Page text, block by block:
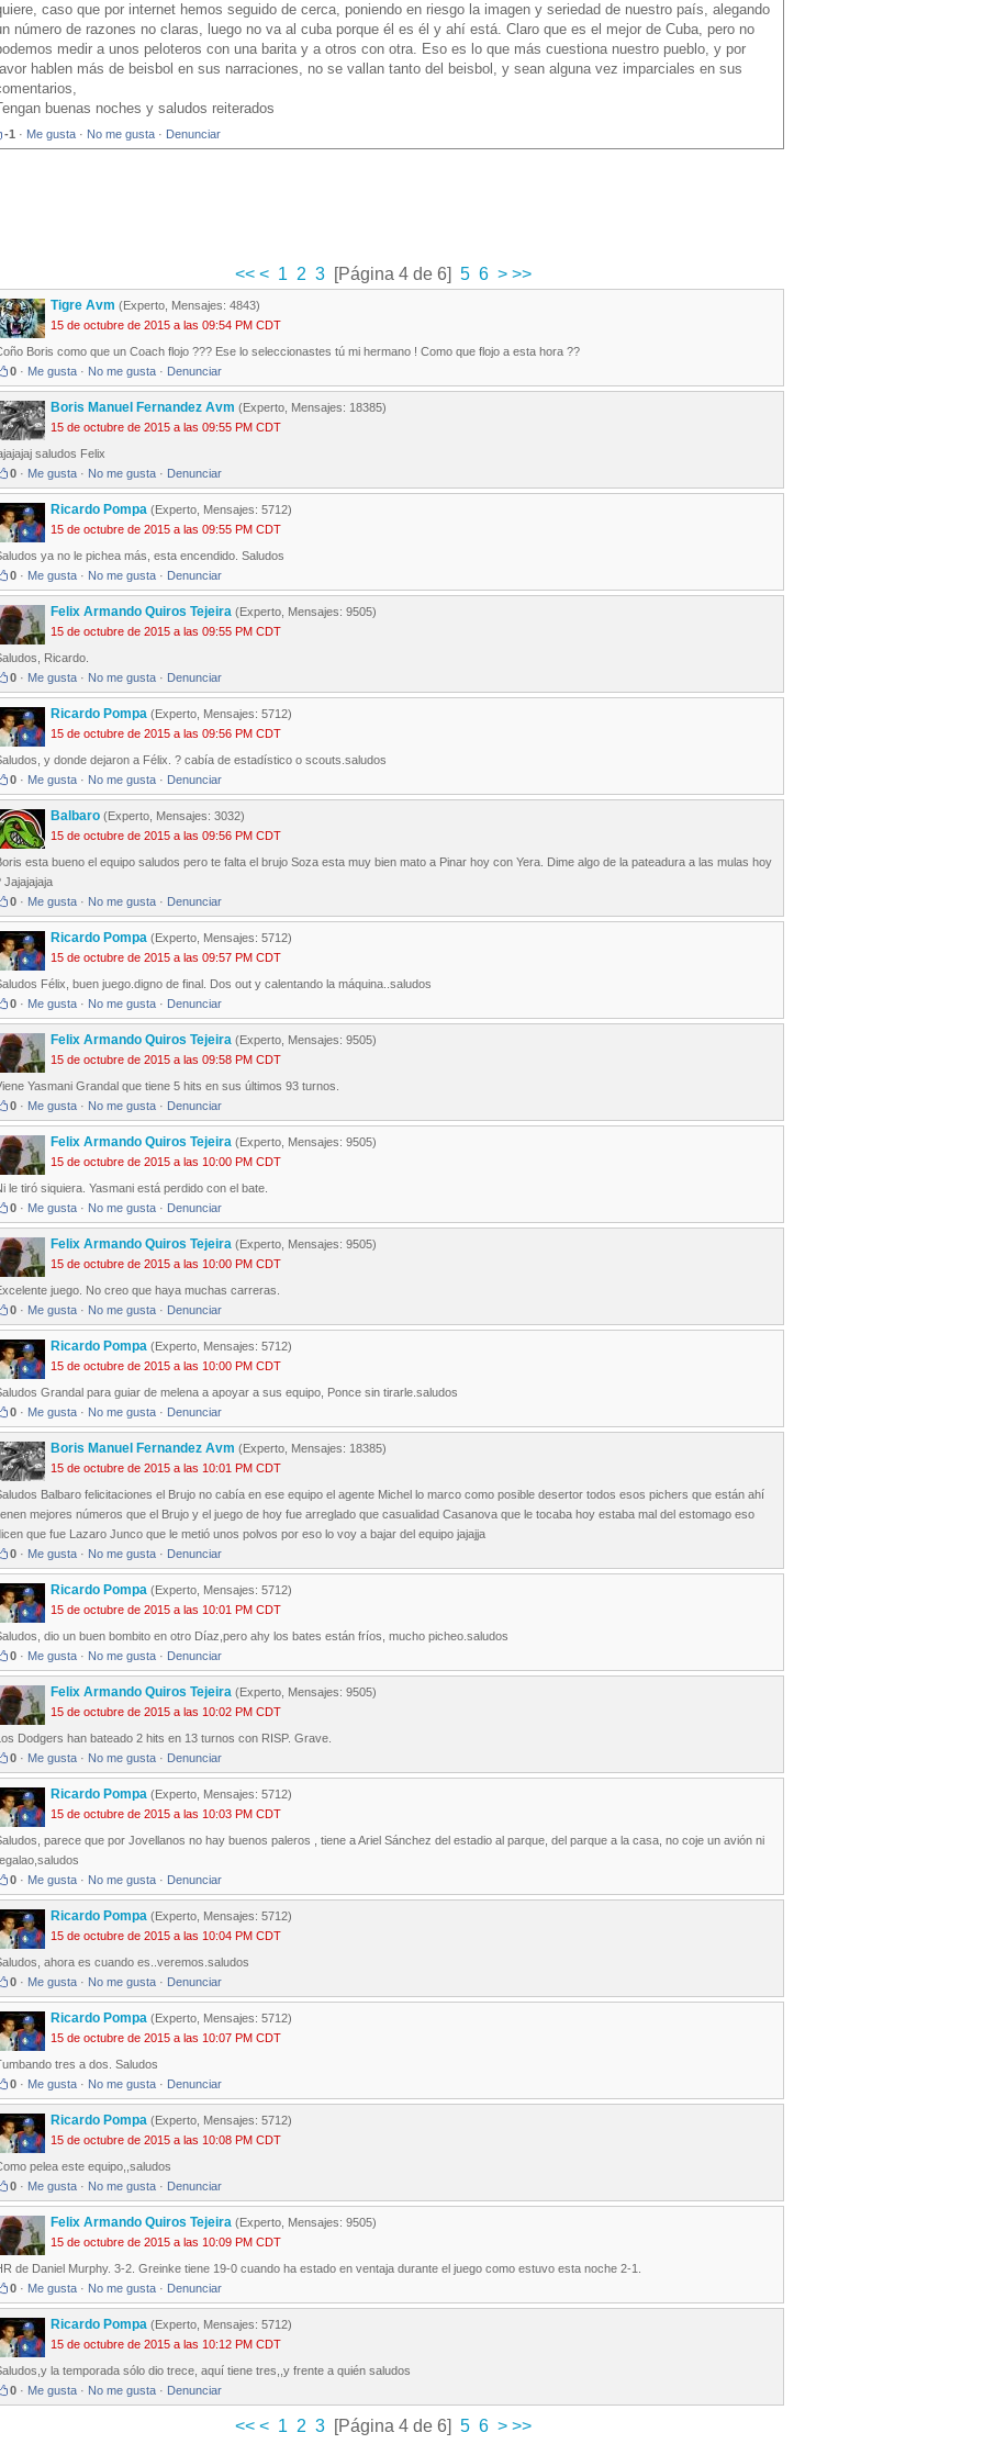
caso que por internet hemos seguido de cerca, poniendo en riesgo la imagen y seriedad de nuestro país, alegando
número de razones no claras, luego no va al cuba porque él es él y ahí está. Claro que es el mejor de Cuba, pero no
medir a unos peloteros con una barita y a otros con otra. Eso es lo que más cuestiona nuestro pueblo, y por
hablen más de beisbol en sus narraciones, no se vallan tanto del beisbol, y sean alguna vez imparciales en sus
buenas noches y saludos reiterados
-1 · Me gusta · No me gusta · Denunciar
<< < 1 2 3 [Página 4 de 6] 5 6 > >>
Tigre Avm (Experto, Mensajes: 4843)
15 de octubre de 2015 a las 09:54 PM CDT
Boris como que un Coach flojo ??? Ese lo seleccionastes tú mi hermano ! Como que flojo a esta hora ??
0 · Me gusta · No me gusta · Denunciar
Boris Manuel Fernandez Avm (Experto, Mensajes: 18385)
15 de octubre de 2015 a las 09:55 PM CDT
saludos Felix
0 · Me gusta · No me gusta · Denunciar
Ricardo Pompa (Experto, Mensajes: 5712)
15 de octubre de 2015 a las 09:55 PM CDT
ya no le pichea más, esta encendido. Saludos
0 · Me gusta · No me gusta · Denunciar
Felix Armando Quiros Tejeira (Experto, Mensajes: 9505)
15 de octubre de 2015 a las 09:55 PM CDT
Ricardo.
0 · Me gusta · No me gusta · Denunciar
Ricardo Pompa (Experto, Mensajes: 5712)
15 de octubre de 2015 a las 09:56 PM CDT
y donde dejaron a Félix. ? cabía de estadístico o scouts.saludos
0 · Me gusta · No me gusta · Denunciar
Balbaro (Experto, Mensajes: 3032)
15 de octubre de 2015 a las 09:56 PM CDT
esta bueno el equipo saludos pero te falta el brujo Soza esta muy bien mato a Pinar hoy con Yera. Dime algo de la pateadura a las mulas hoy
Jajajajaja
0 · Me gusta · No me gusta · Denunciar
Ricardo Pompa (Experto, Mensajes: 5712)
15 de octubre de 2015 a las 09:57 PM CDT
Félix, buen juego.digno de final. Dos out y calentando la máquina..saludos
0 · Me gusta · No me gusta · Denunciar
Felix Armando Quiros Tejeira (Experto, Mensajes: 9505)
15 de octubre de 2015 a las 09:58 PM CDT
Yasmani Grandal que tiene 5 hits en sus últimos 93 turnos.
0 · Me gusta · No me gusta · Denunciar
Felix Armando Quiros Tejeira (Experto, Mensajes: 9505)
15 de octubre de 2015 a las 10:00 PM CDT
le tiró siquiera. Yasmani está perdido con el bate.
0 · Me gusta · No me gusta · Denunciar
Felix Armando Quiros Tejeira (Experto, Mensajes: 9505)
15 de octubre de 2015 a las 10:00 PM CDT
juego. No creo que haya muchas carreras.
0 · Me gusta · No me gusta · Denunciar
Ricardo Pompa (Experto, Mensajes: 5712)
15 de octubre de 2015 a las 10:00 PM CDT
Grandal para guiar de melena a apoyar a sus equipo, Ponce sin tirarle.saludos
0 · Me gusta · No me gusta · Denunciar
Boris Manuel Fernandez Avm (Experto, Mensajes: 18385)
15 de octubre de 2015 a las 10:01 PM CDT
Balbaro felicitaciones el Brujo no cabía en ese equipo el agente Michel lo marco como posible desertor todos esos pichers que están ahí
mejores números que el Brujo y el juego de hoy fue arreglado que casualidad Casanova que le tocaba hoy estaba mal del estomago eso
que fue Lazaro Junco que le metió unos polvos por eso lo voy a bajar del equipo jajajja
0 · Me gusta · No me gusta · Denunciar
Ricardo Pompa (Experto, Mensajes: 5712)
15 de octubre de 2015 a las 10:01 PM CDT
dio un buen bombito en otro Díaz,pero ahy los bates están fríos, mucho picheo.saludos
0 · Me gusta · No me gusta · Denunciar
Felix Armando Quiros Tejeira (Experto, Mensajes: 9505)
15 de octubre de 2015 a las 10:02 PM CDT
Dodgers han bateado 2 hits en 13 turnos con RISP. Grave.
0 · Me gusta · No me gusta · Denunciar
Ricardo Pompa (Experto, Mensajes: 5712)
15 de octubre de 2015 a las 10:03 PM CDT
parece que por Jovellanos no hay buenos paleros , tiene a Ariel Sánchez del estadio al parque, del parque a la casa, no coje un avión ni
0 · Me gusta · No me gusta · Denunciar
Ricardo Pompa (Experto, Mensajes: 5712)
15 de octubre de 2015 a las 10:04 PM CDT
ahora es cuando es..veremos.saludos
0 · Me gusta · No me gusta · Denunciar
Ricardo Pompa (Experto, Mensajes: 5712)
15 de octubre de 2015 a las 10:07 PM CDT
tres a dos. Saludos
0 · Me gusta · No me gusta · Denunciar
Ricardo Pompa (Experto, Mensajes: 5712)
15 de octubre de 2015 a las 10:08 PM CDT
pelea este equipo,,saludos
0 · Me gusta · No me gusta · Denunciar
Felix Armando Quiros Tejeira (Experto, Mensajes: 9505)
15 de octubre de 2015 a las 10:09 PM CDT
de Daniel Murphy. 3-2. Greinke tiene 19-0 cuando ha estado en ventaja durante el juego como estuvo esta noche 2-1.
0 · Me gusta · No me gusta · Denunciar
Ricardo Pompa (Experto, Mensajes: 5712)
15 de octubre de 2015 a las 10:12 PM CDT
la temporada sólo dio trece, aquí tiene tres,,y frente a quién saludos
0 · Me gusta · No me gusta · Denunciar
<< < 1 2 3 [Página 4 de 6] 5 6 > >>